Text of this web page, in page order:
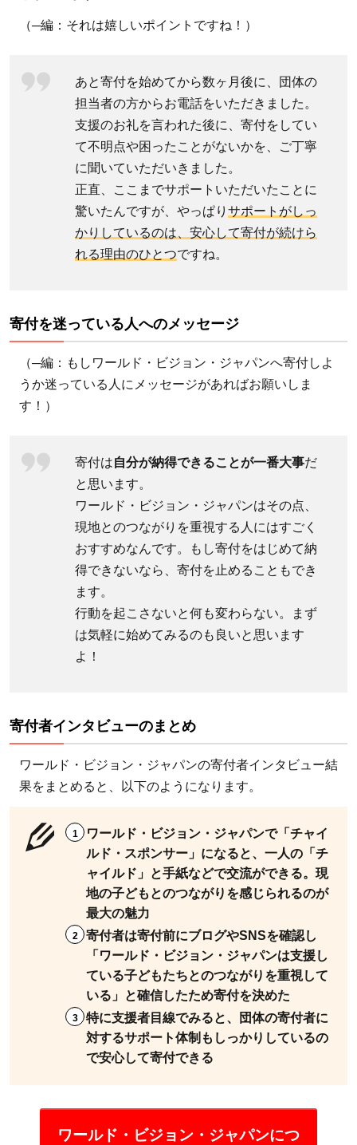
ョ
ジャ
パン
ル
ド・
ビジ
の特
は？
3.2
TVCM
など
大規
模な
広告
にお
は適
か？
キリ
スト
教と
はど
うい
う関
か？
（─編：それは嬉しいポイントですね！）
あと寄付を始めてから数ヶ月後に、団体の
担当者の方からお電話をいただきました。
支援のお礼を言われた後に、寄付をしてい
て不明点や困ったことがないかを、ご丁寧
に聞いていただいきました。
正直、ここまでサポートいただいたことに
驚いたんですが、やっぱり サポートがしっ
かりしているのは、安心して寄付が続けら
れる理由のひとつですね。
寄付を迷っている人へのメッセージ
（─編：もしワールド・ビジョン・ジャパンへ寄付しよ
うか迷っている人にメッセージがあればお願いしま
す！）
寄付は自分が納得できることが一番大事だ
と思います。
ワールド・ビジョン・ジャパンはその点、
現地とのつながりを重視する人にはすごく
おすすめなんです。もし寄付をはじめて納
得できないなら、寄付を止めることもでき
ます。
行動を起こさないと何も変わらない。まず
は気軽に始めてみるのも良いと思います
よ！
寄付者インタビューのまとめ
ワールド・ビジョン・ジャパンの寄付者インタビュー結
果をまとめると、以下のようになります。
ワールド・ビジョン・ジャパンで「チャイ
ルド・スポンサー」になると、一人の「チ
ャイルド」と手紙などで交流ができる。現
地の子どもとのつながりを感じられるのが
最大の魅力
寄付者は寄付前にブログやSNSを確認し
「ワールド・ビジョン・ジャパンは支援し
ている子どもたちとのつながりを重視して
いる」と確信したため寄付を決めた
特に支援者目線でみると、団体の寄付者に
対するサポート体制もしっかりしているの
で安心して寄付できる
ワールド・ビジョン・ジャパンにつ